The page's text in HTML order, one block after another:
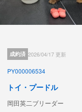
成約済 2026/04/17 更新
PY000006534
トイ・プードル
岡田英二ブリーダー